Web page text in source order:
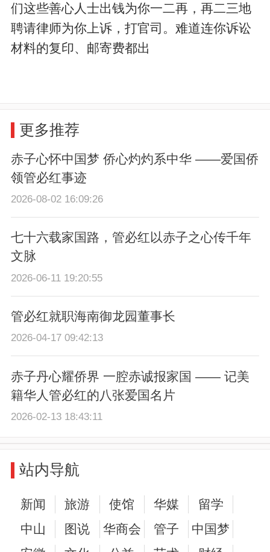
们这些善心人士出钱为你一二再，再二三地
聘请律师为你上诉，打官司。难道连你诉讼
材料的复印、邮寄费都出
更多推荐
赤子心怀中国梦 侨心灼灼系中华 ——爱国侨
领管必红事迹
2026-08-02 16:09:26
七十六载家国路，管必红以赤子之心传千年
文脉
2026-06-11 19:20:55
管必红就职海南御龙园董事长
2026-04-17 09:42:13
赤子丹心耀侨界 一腔赤诚报家国 —— 记美
籍华人管必红的八张爱国名片
2026-02-13 18:43:11
站内导航
新闻 旅游 使馆 华媒
留学
中山
图说 华商会 管子
中国梦